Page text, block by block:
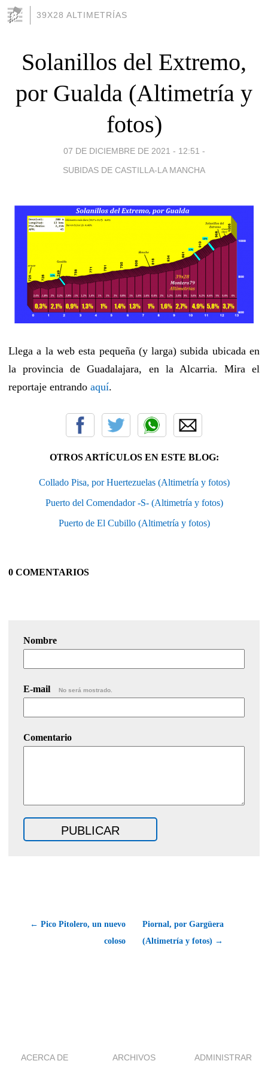
39X28 ALTIMETRÍAS
Solanillos del Extremo,
por Gualda (Altimetría y
fotos)
07 DE DICIEMBRE DE 2021 - 12:51 -
SUBIDAS DE CASTILLA-LA MANCHA
Llega a la web esta pequeña (y larga) subida ubicada en
la provincia de Guadalajara, en la Alcarria. Mira el
reportaje entrando aquí.
OTROS ARTÍCULOS EN ESTE BLOG:
Collado Pisa, por Huertezuelas (Altimetría y fotos)
Puerto del Comendador -S- (Altimetría y fotos)
Puerto de El Cubillo (Altimetría y fotos)
0 COMENTARIOS
Nombre
E-mail No será mostrado.
Comentario
← Pico Pitolero, un nuevo
coloso
Piornal, por Gargüera
(Altimetría y fotos) →
ACERCA DE ARCHIVOS ADMINISTRAR